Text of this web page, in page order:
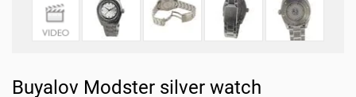
Buyalov Modster silver watch